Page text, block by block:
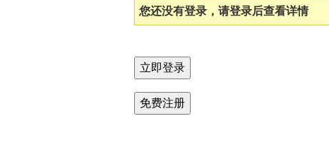
您还没有登录，请登录后查看详情